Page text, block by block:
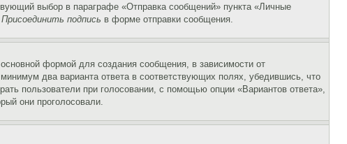
выбор в параграфе «Отправка сообщений» пункта «Личные
Присоединить подпись в форме отправки сообщения.
формой для создания сообщения, в зависимости от
два варианта ответа в соответствующих полях, убедившись, что
пользователи при голосовании, с помощью опции «Вариантов ответа»,
они проголосовали.